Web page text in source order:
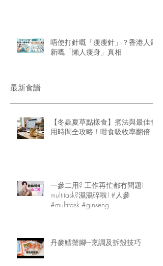
唔使打針嘅「瘦瘦針」？香港人最
新嘅「懶人瘦身」真相
最新食譜
【冬蟲夏草點樣食】煮法與最佳食
用時間全攻略！咁食吸收率翻倍
一參二用? 工作再忙都冇問題!
multitask?濕濕碎啦! #人參
#multitask #ginseng
丹麥鱈蟹腳─烹調及拆殼技巧